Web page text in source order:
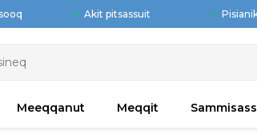
Akit pitsassuit
Meeqqanut Meqqit